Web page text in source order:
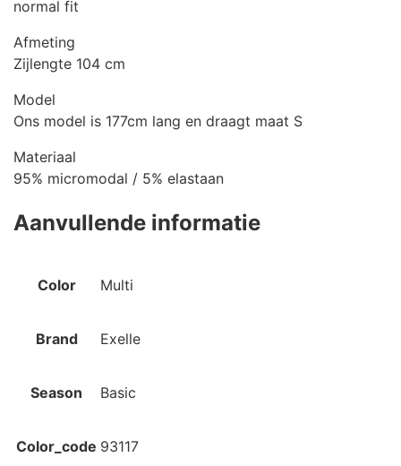
normal fit
Afmeting
Zijlengte 104 cm
Model
Ons model is 177cm lang en draagt maat S
Materiaal
95% micromodal / 5% elastaan
Aanvullende informatie
Color Multi
Brand Exelle
Season Basic
Color_code 93117